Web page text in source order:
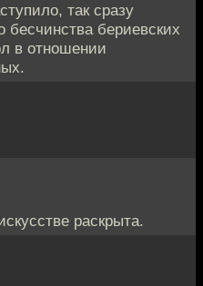
так сразу
бериевских
в отношении
раскрыта.